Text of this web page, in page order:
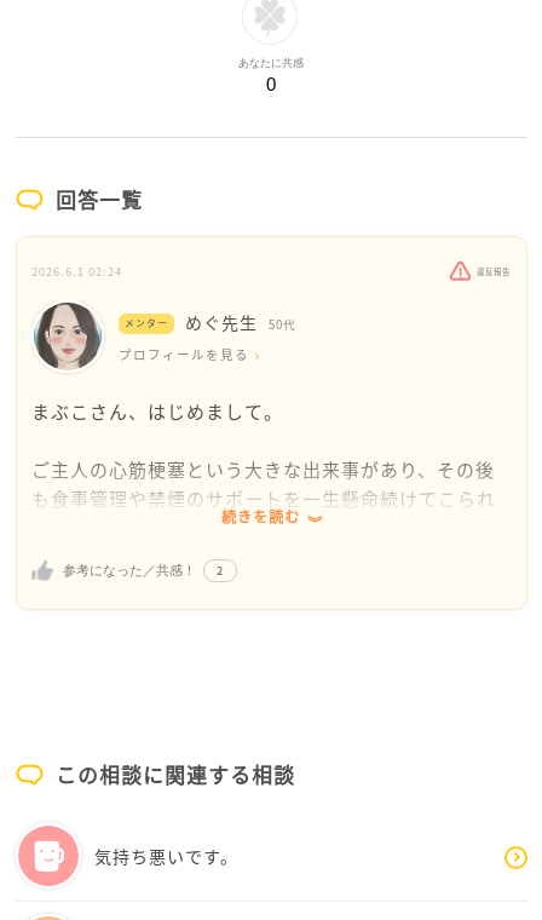
あなたに共感
0
回答一覧
2026.6.1 02:24 違反報告
メンター めぐ先生 50代
プロフィールを見る
まぶこさん、はじめまして。
ご主人の心筋梗塞という大きな出来事があり、その後
も食事管理や禁煙のサポートを一生懸命続けてこられ
たのですね。お仕事をしながら、塩分や脂質を計算
し、作り置きを作り、朝昼晩の食事を整える。そのご
苦労は想像以上だったと思います。本当にお疲れさま
でした。
これまで何度も繰り返されてきた嘘。
自分には厳しい制限を求めながら、夫自身は別の行動
を取ること。
続きを読む
参考になった／共感！ 2
この相談に関連する相談
気持ち悪いです。